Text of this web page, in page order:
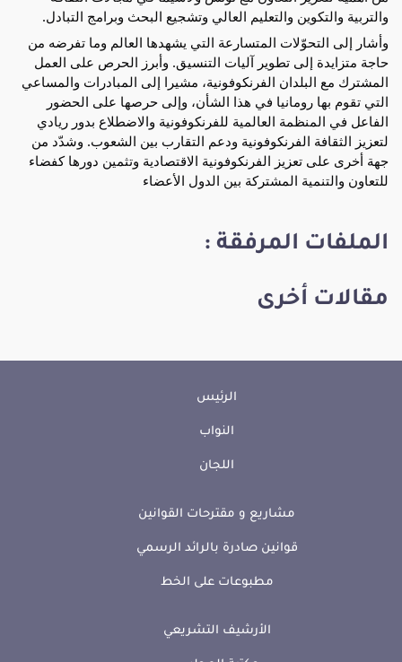
والتربية والتكوين والتعليم العالي وتشجيع البحث وبرامج التبادل.
وأشار إلى التحوّلات المتسارعة التي يشهدها العالم وما تفرضه من
حاجة متزايدة إلى تطوير آليات التنسيق. وأبرز الحرص على العمل
المشترك مع البلدان الفرنكوفونية، مشيرا إلى المبادرات والمساعي
التي تقوم بها رومانيا في هذا الشأن، وإلى حرصها على الحضور
الفاعل في المنظمة العالمية للفرنكوفونية والاضطلاع بدور ريادي
لتعزيز الثقافة الفرنكوفونية ودعم التقارب بين الشعوب. وشدّد من
جهة أخرى على تعزيز الفرنكوفونية الاقتصادية وتثمين دورها كفضاء
للتعاون والتنمية المشتركة بين الدول الأعضاء
الملفات المرفقة :
مقالات أخرى
الرئيس
النواب
اللجان
مشاريع و مقترحات القوانين
قوانين صادرة بالرائد الرسمي
مطبوعات على الخط
الأرشيف التشريعي